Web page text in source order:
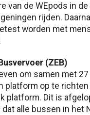
de WEpods in
rijden.
worden met
(ZEB)
om samen met
platform op te
platform. Dit is
alle bussen in het